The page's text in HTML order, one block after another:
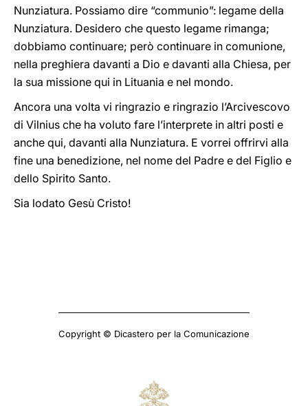
Nunziatura. Possiamo dire “communio”: legame della
Nunziatura. Desidero che questo legame rimanga;
dobbiamo continuare; però continuare in comunione,
nella preghiera davanti a Dio e davanti alla Chiesa, per
la sua missione qui in Lituania e nel mondo.
Ancora una volta vi ringrazio e ringrazio l’Arcivescovo
di Vilnius che ha voluto fare l’interprete in altri posti e
anche qui, davanti alla Nunziatura. E vorrei offrirvi alla
fine una benedizione, nel nome del Padre e del Figlio e
dello Spirito Santo.
Sia lodato Gesù Cristo!
Copyright © Dicastero per la Comunicazione